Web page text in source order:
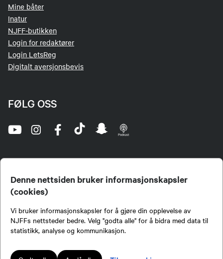
Denne nettsiden bruker informasjonskapsler
(cookies)
Vi bruker informasjonskapsler for å gjøre din opplevelse av
NJFFs nettsteder bedre. Velg "godta alle" for å bidra med data til
statistikk, analyse og kommunikasjon.
Mine båter
Inatur
NJFF-butikken
Login for redaktører
Login LetsReg
Digitalt aversjonsbevis
FØLG OSS
jegere og sportsfiskere og et av de viktigste miljøene for formidling av kunnskap om jakt og
fiske i Norge. Vi er en partipolitisk nøytral organisasjon, men har et sterkt jakt-, fiske-, og
naturpolitisk engasjement i mange saker.
Lokalforeninger tilsluttet Norges Jeger- og Fiskerforbund har ansvar for innhold de